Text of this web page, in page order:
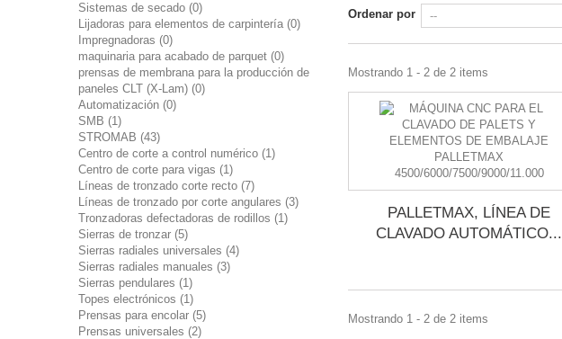
Sistemas de secado (0)
Lijadoras para elementos de carpintería (0)
Impregnadoras (0)
maquinaria para acabado de parquet (0)
prensas de membrana para la producción de
paneles CLT (X-Lam) (0)
Automatización (0)
SMB (1)
STROMAB (43)
Centro de corte a control numérico (1)
Centro de corte para vigas (1)
Líneas de tronzado corte recto (7)
Líneas de tronzado por corte angulares (3)
Tronzadoras defectadoras de rodillos (1)
Sierras de tronzar (5)
Sierras radiales universales (4)
Sierras radiales manuales (3)
Sierras pendulares (1)
Topes electrónicos (1)
Prensas para encolar (5)
Prensas universales (2)
Ordenar por
Mostrando 1 - 2 de 2 items
PALLETMAX, LÍNEA DE
CLAVADO AUTOMÁTICO...
Mostrando 1 - 2 de 2 items